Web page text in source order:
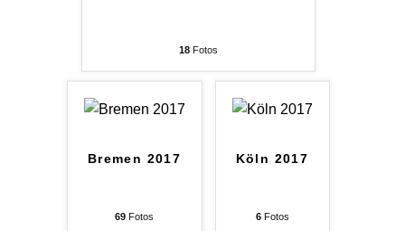
18Fotos
Bremen 2017
69 Fotos
Köln 2017
6Fotos